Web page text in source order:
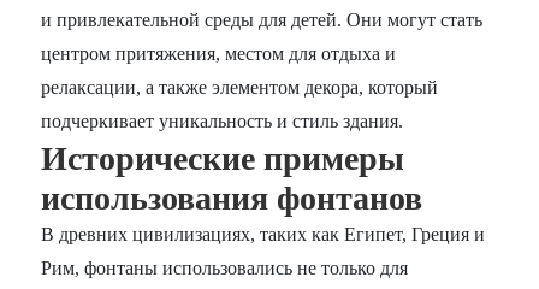
и привлекательной среды для детей. Они могут стать
центром притяжения, местом для отдыха и
релаксации, а также элементом декора, который
подчеркивает уникальность и стиль здания.
Исторические примеры
использования фонтанов
В древних цивилизациях, таких как Египет, Греция и
Рим, фонтаны использовались не только для